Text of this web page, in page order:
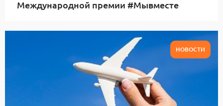
Международной премии #Мывместе
НОВОСТИ